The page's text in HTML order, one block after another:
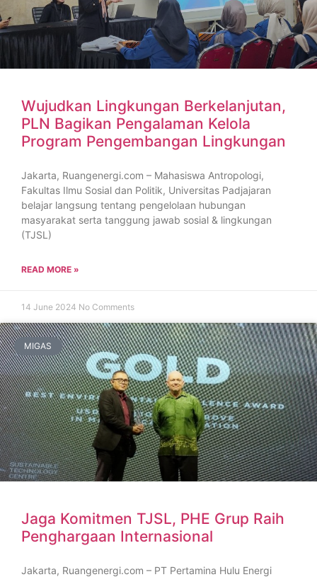
Wujudkan Lingkungan Berkelanjutan,
PLN Bagikan Pengalaman Kelola
Program Pengembangan Lingkungan
Jakarta, Ruangenergi.com – Mahasiswa Antropologi,
Fakultas Ilmu Sosial dan Politik, Universitas Padjajaran
belajar langsung tentang pengelolaan hubungan
masyarakat serta tanggung jawab sosial & lingkungan
(TJSL)
READ MORE »
14 June 2024 No Comments
MIGAS
Jaga Komitmen TJSL, PHE Grup Raih
Penghargaan Internasional
Jakarta, Ruangenergi.com – PT Pertamina Hulu Energi